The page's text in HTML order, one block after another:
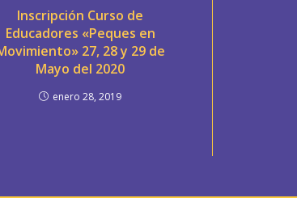
Inscripción Curso de
Educadores «Peques en
27, 28 y 29 de
Mayo del 2020
enero 28, 2019